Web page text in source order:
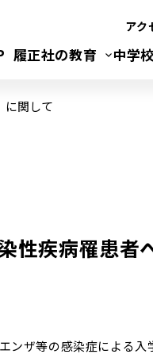
アク
履正社の教育 中学
に関して
性疾病罹患者
ザ等の感染症による